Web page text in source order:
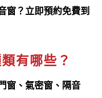
第一的原則除了品質
窗？立即預約免費到
有哪些？
窗、氣密窗、隔音